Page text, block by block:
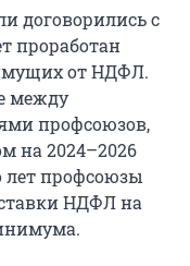
договорились с
проработан
от НДФЛ.
между
профсоюзов,
на 2024–2026
лет профсоюзы
НДФЛ на